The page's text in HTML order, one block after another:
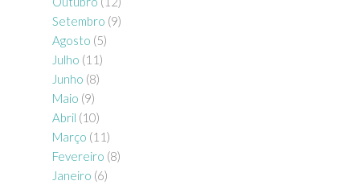
Setembro (9)
Agosto (5)
Julho (11)
Junho (8)
Maio (9)
Abril (10)
Março (11)
Fevereiro (8)
Janeiro (6)